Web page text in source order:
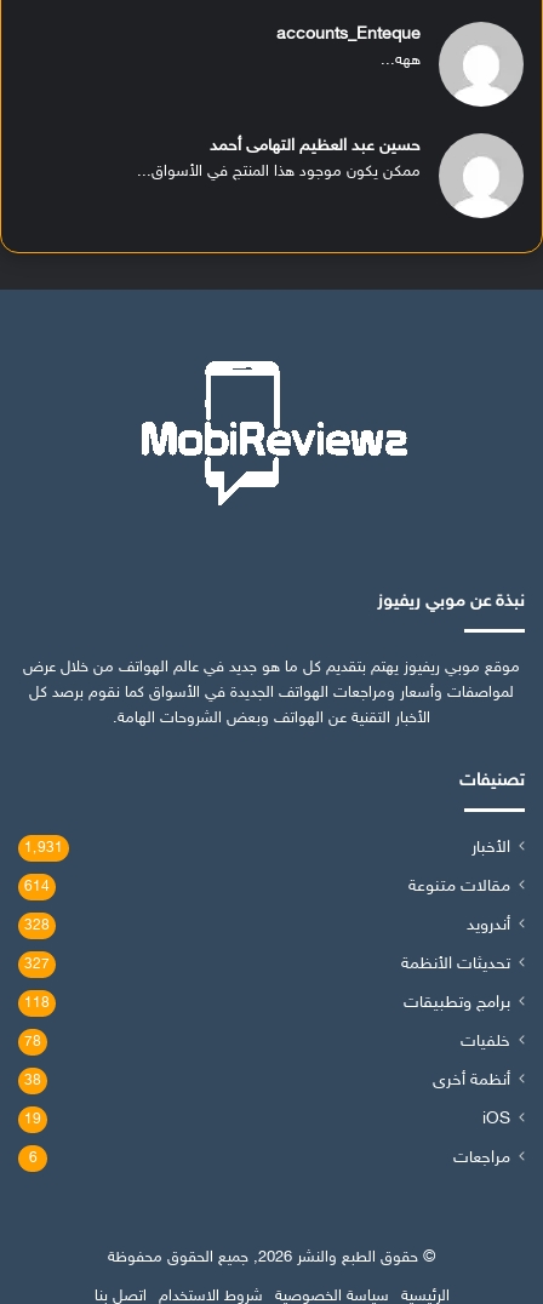
accounts_Enteque
ههه...
حسين عبد العظيم التهامى أحمد
ممكن يكون موجود هذا المنتج في الأسواق...
نبذة عن موبي ريفيوز
موقع موبي ريفيوز يهتم بتقديم كل ما هو جديد في عالم الهواتف من خلال عرض
لمواصفات وأسعار ومراجعات الهواتف الجديدة في الأسواق كما نقوم برصد كل
الأخبار التقنية عن الهواتف وبعض الشروحات الهامة.
تصنيفات
الأخبار 1٬931
مقالات متنوعة 614
أندرويد 328
تحديثات الأنظمة 327
برامج وتطبيقات 118
خلفيات 78
أنظمة أخرى 38
iOS
19
مراجعات 6
© حقوق الطبع والنشر 2026, جميع الحقوق محفوظة
الرئيسية
سياسة الخصوصية شروط الاستخدام اتصل بنا